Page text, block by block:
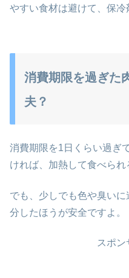
やすい食材は避けて、保冷
消費期限を過ぎた
夫？
消費期限を1日くらい過ぎ
ければ、加熱して食べられ
でも、少しでも色や臭い
分したほうが安全ですよ。
スポン